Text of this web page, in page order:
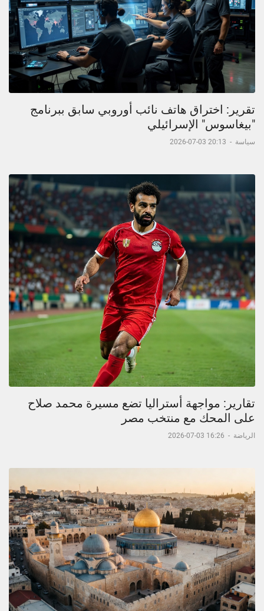
تقرير: اختراق هاتف نائب أوروبي سابق ببرنامج
"بيغاسوس" الإسرائيلي
سياسة -
20:13 03-07-2026
تقارير: مواجهة أستراليا تضع مسيرة محمد صلاح
على المحك مع منتخب مصر
الرياضة -
16:26 03-07-2026